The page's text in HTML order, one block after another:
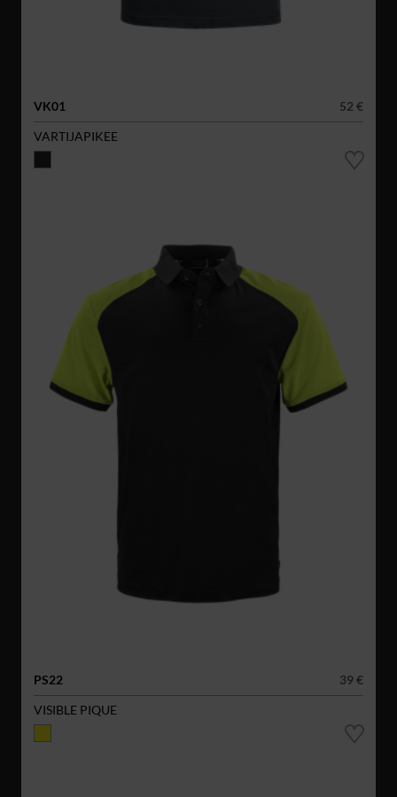
VK01
52 €
VARTIJAPIKEE
PS22
39 €
VISIBLE PIQUE